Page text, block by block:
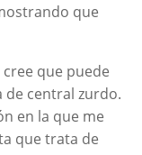
que
que puede
de central zurdo.
en la que me
que trata de